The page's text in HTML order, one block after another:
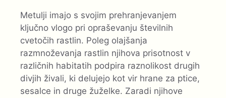
Metulji imajo s svojim prehranjevanjem
ključno vlogo pri opraševanju številnih
cvetočih rastlin. Poleg olajšanja
razmnoževanja rastlin njihova prisotnost v
različnih habitatih podpira raznolikost drugih
divjih živali, ki delujejo kot vir hrane za ptice,
sesalce in druge žuželke. Zaradi njihove